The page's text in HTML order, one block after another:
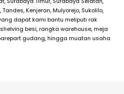
Kenjeran, Mulyorejo, Sukolilo,
dapat kami bantu meliputi rak
besi, rangka warehouse, meja
gudang, hingga muatan usaha